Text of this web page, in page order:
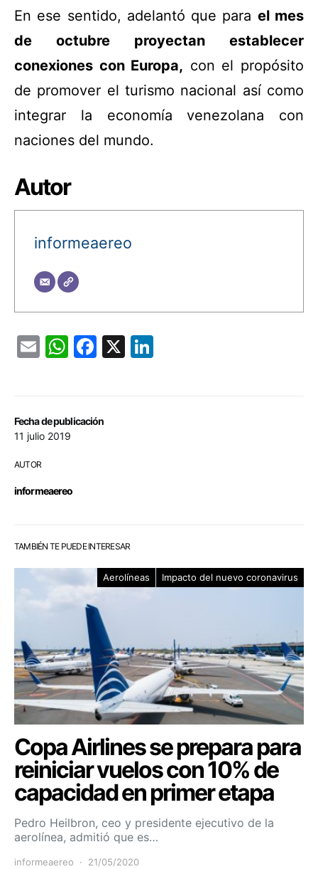
Fecha de publicación
11 julio 2019
AUTOR
informeaereo
En ese sentido, adelantó que para el mes
de octubre proyectan establecer
conexiones con Europa, con el propósito
de promover el turismo nacional así como
integrar la economía venezolana con
naciones del mundo.
Autor
informeaereo
EmailWhatsApp
Facebook
X
TAMBIÉN TE PUEDE INTERESAR
Aerolíneas Impacto del nuevo coronavirus
Copa Airlines se prepara para
reiniciar vuelos con 10% de
capacidad en primer etapa
Pedro Heilbron, ceo y presidente ejecutivo de la
aerolínea, admitió que es…
informeaereo 21/05/2020